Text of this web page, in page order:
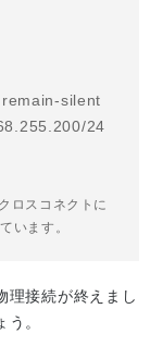
silent
24
ロスコネクトに
います。
理接続が終えまし
。